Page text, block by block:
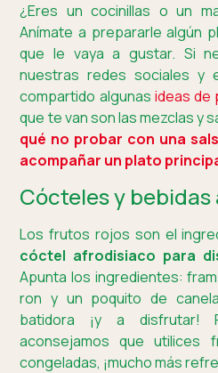
¿Eres un cocinillas o un
Anímate a prepararle algún
que le vaya a gustar. Si
nuestras redes sociales y
compartido algunas ideas de
que te van son las mezclas y
qué no probar con una
acompañar un plato
Cócteles y
Los frutos rojos son el
cóctel afrodisiaco para
Apunta los ingredientes:
ron y un poquito de
batidora ¡y a
aconsejamos que utilices
congeladas, ¡mucho más